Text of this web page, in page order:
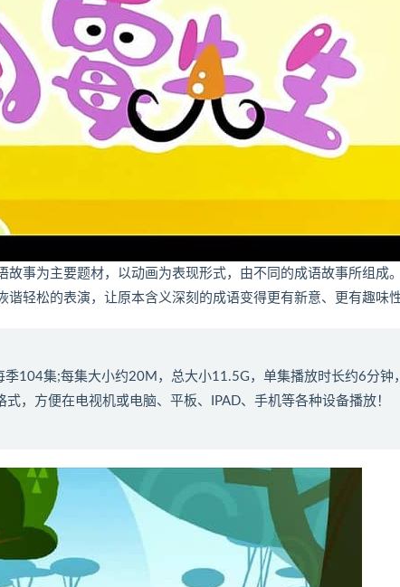
故事为主要题材，以动画为表现形式，由不同的成语故事所组成
轻松的表演，让原本含义深刻的成语变得更有新意、更有趣味性
104集;每集大小约20M，总大小11.5G，单集播放时长约6分钟
，方便在电视机或电脑、平板、IPAD、手机等各种设备播放！